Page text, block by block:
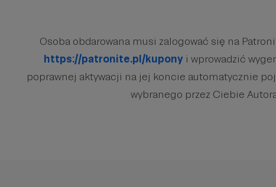
Osoba obdarowana musi zalogować się na
https://patronite.pl/kupony i wprowadzić
poprawnej aktywacji na jej koncie automatycznie
wybranego przez Ciebie